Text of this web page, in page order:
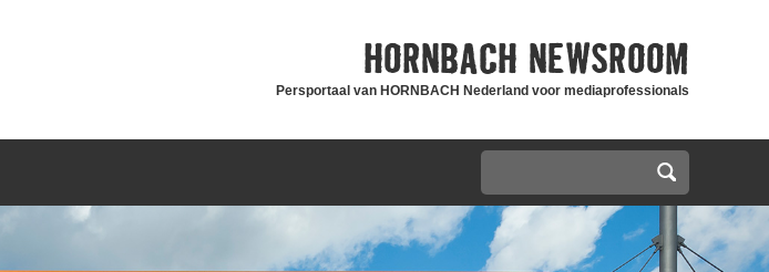
HORNBACH NEWSROOM
Persportaal van HORNBACH Nederland voor mediaprofessionals